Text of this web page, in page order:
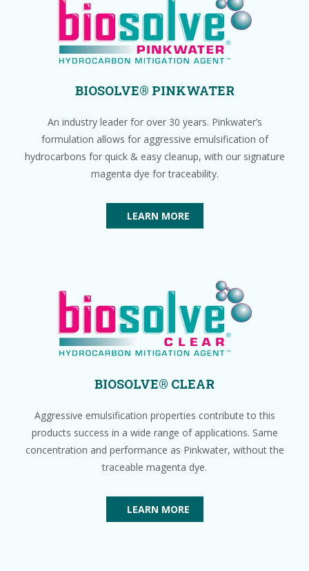
BIOSOLVE® PINKWATER
An industry leader for over 30 years. Pinkwater’s
formulation allows for aggressive emulsification of
hydrocarbons for quick & easy cleanup, with our signature
magenta dye for traceability.
LEARN MORE
BIOSOLVE® CLEAR
Aggressive emulsification properties contribute to this
products success in a wide range of applications. Same
concentration and performance as Pinkwater, without the
traceable magenta dye.
LEARN MORE